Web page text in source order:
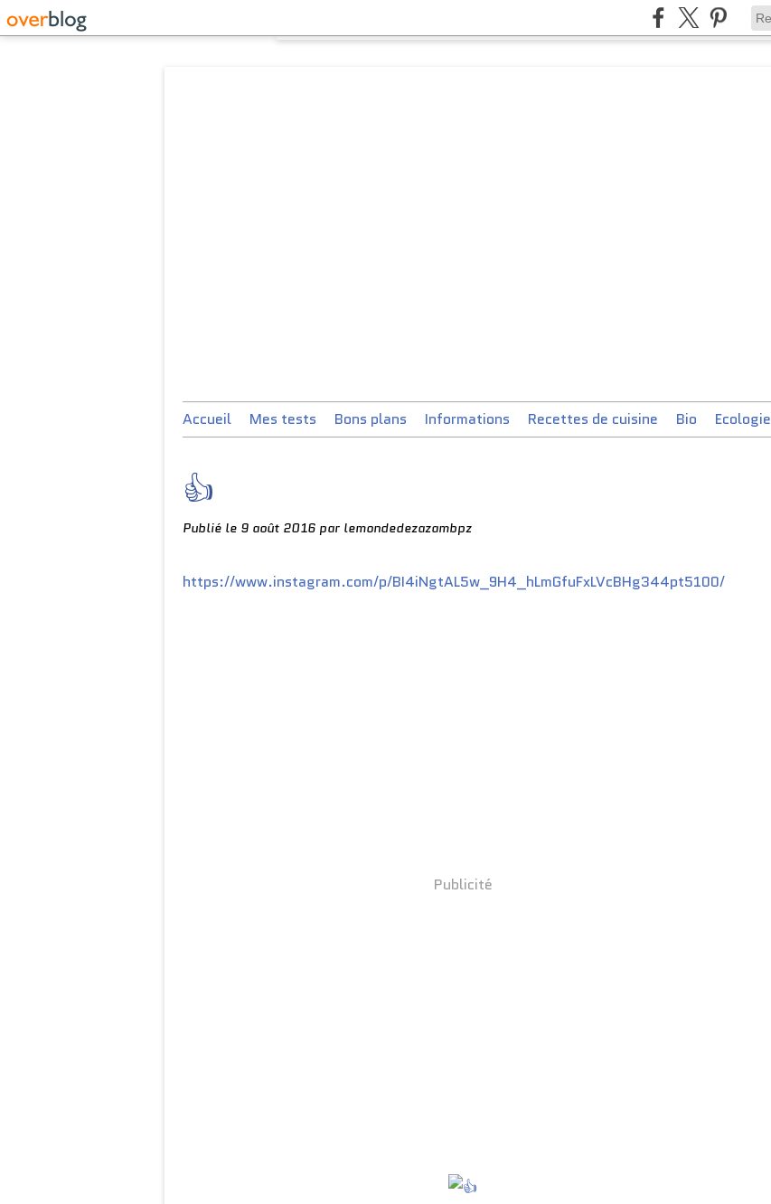
Accueil Mes tests Bons plans Informations Recettes de cuisine Bio Ecologie
👍
Publié le 9 août 2016 par lemondedezazambpz
https://www.instagram.com/p/BI4iNgtAL5w_9H4_hLmGfuFxLVcBHg344pt5100/
Publicité